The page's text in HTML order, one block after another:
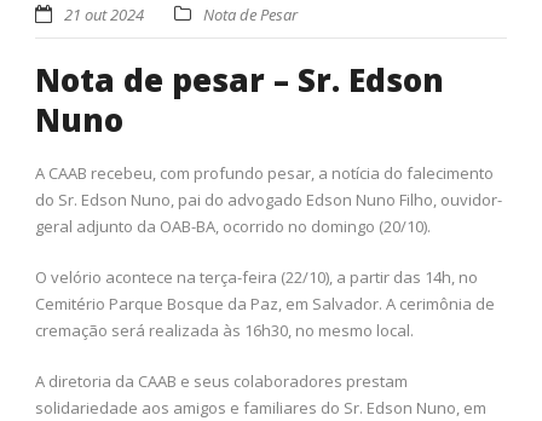
21 out 2024 Nota de Pesar
Nota de pesar – Sr. Edson
Nuno
A CAAB recebeu, com profundo pesar, a notícia do falecimento
do Sr. Edson Nuno, pai do advogado Edson Nuno Filho, ouvidor-
geral adjunto da OAB-BA, ocorrido no domingo (20/10).
O velório acontece na terça-feira (22/10), a partir das 14h, no
Cemitério Parque Bosque da Paz, em Salvador. A cerimônia de
cremação será realizada às 16h30, no mesmo local.
A diretoria da CAAB e seus colaboradores prestam
solidariedade aos amigos e familiares do Sr. Edson Nuno, em